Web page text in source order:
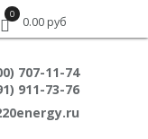
0
0.00 руб
707-11-74
73-76